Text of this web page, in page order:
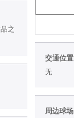
之
交通位置
无
周边球场